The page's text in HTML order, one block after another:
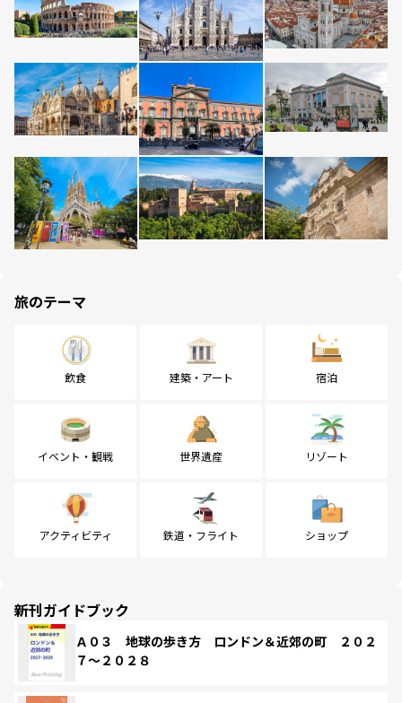
旅のテーマ
飲食 建築・アート 宿泊
イベント・観戦 世界遺産 リゾート
アクティビティ 鉄道・フライト ショップ
新刊ガイドブック
Ａ０３ 地球の歩き方 ロンドン＆近郊の町 ２０２
７～２０２８